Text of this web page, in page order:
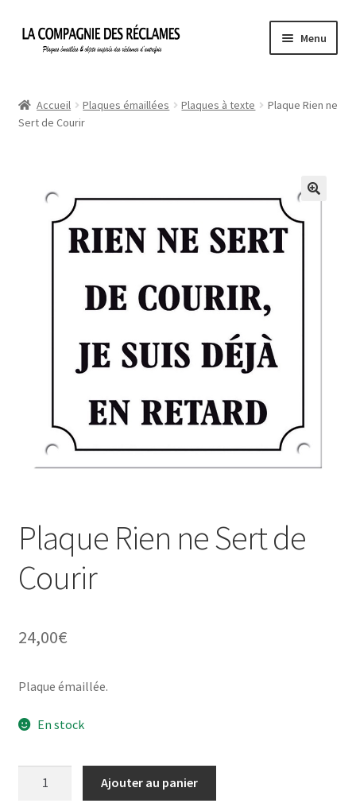
Aller
Aller
Menu
À propos de La Compagnie des Réclames
Ma Commande
Mon compte
Une histoire de plaques émaillées
Accueil Plaques émaillées Plaques à texte
Plaque Rien ne
Sert de Courir
Plaque Rien ne Sert de
Courir
24,00€
Plaque émaillée.
En stock
Ajouter au panier